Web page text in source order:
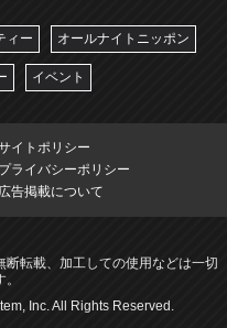
ィー オールナイトニッポン
イベント
イトポリシー
プライバシーポリシー
広告掲載について
転載、加工しての使用などは一切
Inc. All Rights Reserved.